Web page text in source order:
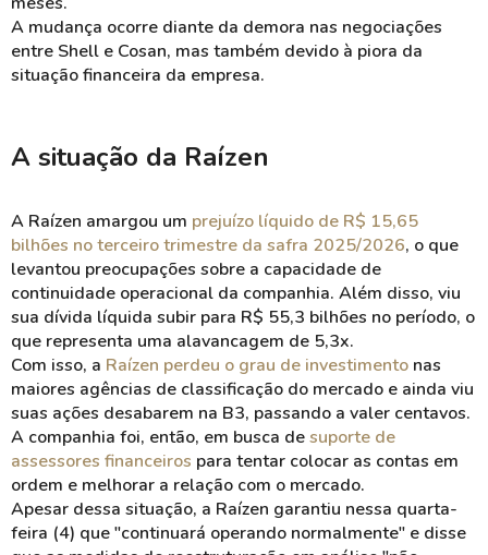
A mudança ocorre diante da demora nas negociações
entre Shell e Cosan, mas também devido à piora da
situação financeira da empresa.
A situação da Raízen
A Raízen amargou um prejuízo líquido de R$ 15,65
bilhões no terceiro trimestre da safra 2025/2026, o que
levantou preocupações sobre a capacidade de
continuidade operacional da companhia. Além disso, viu
sua dívida líquida subir para R$ 55,3 bilhões no período, o
que representa uma alavancagem de 5,3x.
Com isso, a Raízen perdeu o grau de investimento nas
maiores agências de classificação do mercado e ainda viu
suas ações desabarem na B3, passando a valer centavos.
A companhia foi, então, em busca desuporte de
assessores financeiros para tentar colocar as contas em
ordem e melhorar a relação com o mercado.
Apesar dessa situação, a Raízen garantiu nessa quarta-
feira (4) que "continuará operando normalmente" e disse